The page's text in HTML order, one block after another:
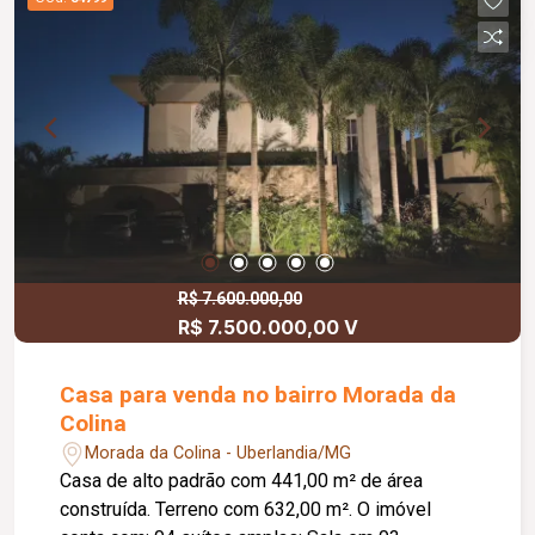
R$ 7.600.000,00
R$ 7.500.000,00 V
Casa para venda no bairro Morada da
Colina
Morada da Colina - Uberlandia/MG
Casa de alto padrão com 441,00 m² de área
construída. Terreno com 632,00 m². O imóvel